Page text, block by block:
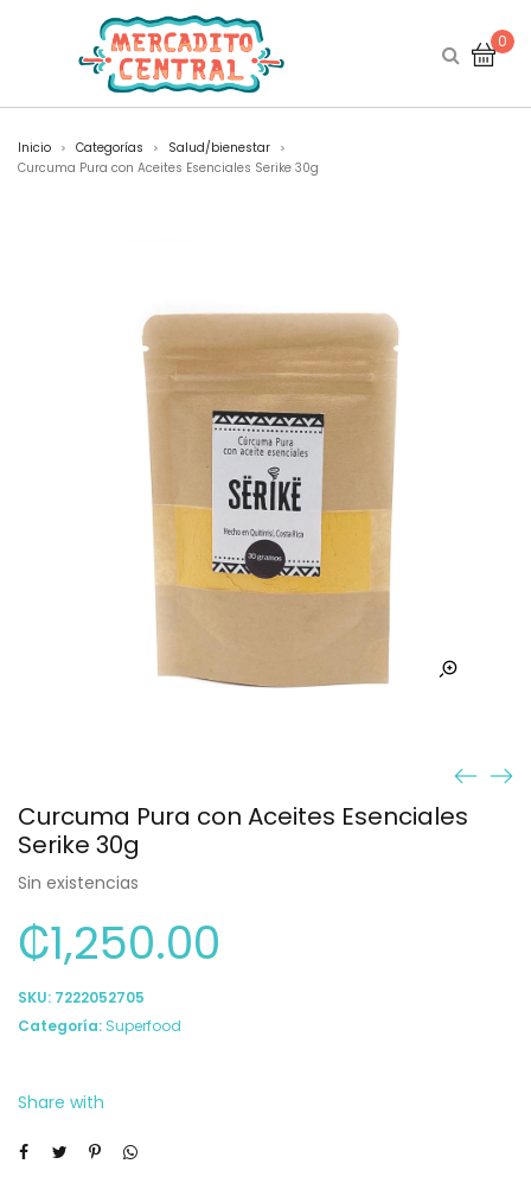
0
Inicio > Categorías > Salud/bienestar >
Curcuma Pura con Aceites Esenciales Serike 30g
Curcuma Pura con Aceites Esenciales
Serike 30g
Sin existencias
₡1,250.00
SKU: 7222052705
Categoría: Superfood
Share with